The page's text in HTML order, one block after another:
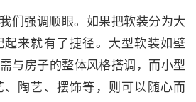
们强调顺眼。如果把软装分为大
起来就有了捷径。大型软装如壁
与房子的整体风格搭调，而小型
陶艺、摆饰等，则可以随心而